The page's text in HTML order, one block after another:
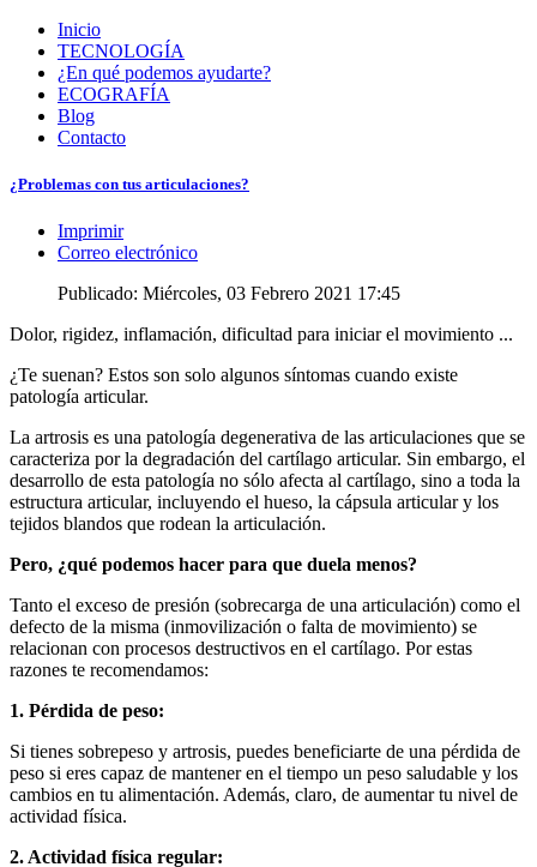
Inicio
TECNOLOGÍA
¿En qué podemos ayudarte?
ECOGRAFÍA
Blog
Contacto
¿Problemas con tus articulaciones?
Imprimir
Correo electrónico
Publicado: Miércoles, 03 Febrero 2021 17:45
Dolor, rigidez, inflamación, dificultad para iniciar el movimiento ...
¿Te suenan? Estos son solo algunos síntomas cuando existe
patología articular.
La artrosis es una patología degenerativa de las articulaciones que se
caracteriza por la degradación del cartílago articular. Sin embargo, el
desarrollo de esta patología no sólo afecta al cartílago, sino a toda la
estructura articular, incluyendo el hueso, la cápsula articular y los
tejidos blandos que rodean la articulación.
Pero, ¿qué podemos hacer para que duela menos?
Tanto el exceso de presión (sobrecarga de una articulación) como el
defecto de la misma (inmovilización o falta de movimiento) se
relacionan con procesos destructivos en el cartílago. Por estas
razones te recomendamos:
1. Pérdida de peso:
Si tienes sobrepeso y artrosis, puedes beneficiarte de una pérdida de
peso si eres capaz de mantener en el tiempo un peso saludable y los
cambios en tu alimentación. Además, claro, de aumentar tu nivel de
actividad física.
2. Actividad física regular: